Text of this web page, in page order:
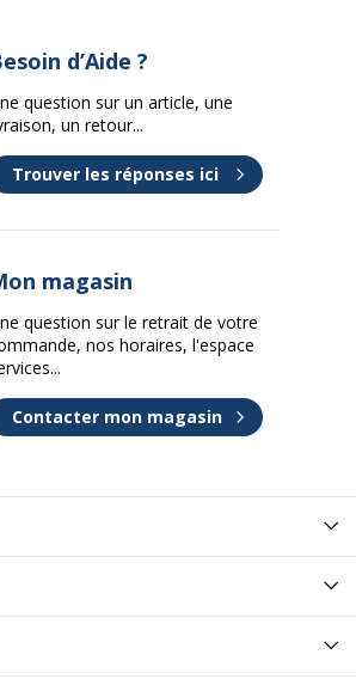
d’Aide ?
question sur un article, une
un retour...
Trouver les réponses ici
magasin
question sur le retrait de votre
nos horaires, l'espace
Contacter mon magasin